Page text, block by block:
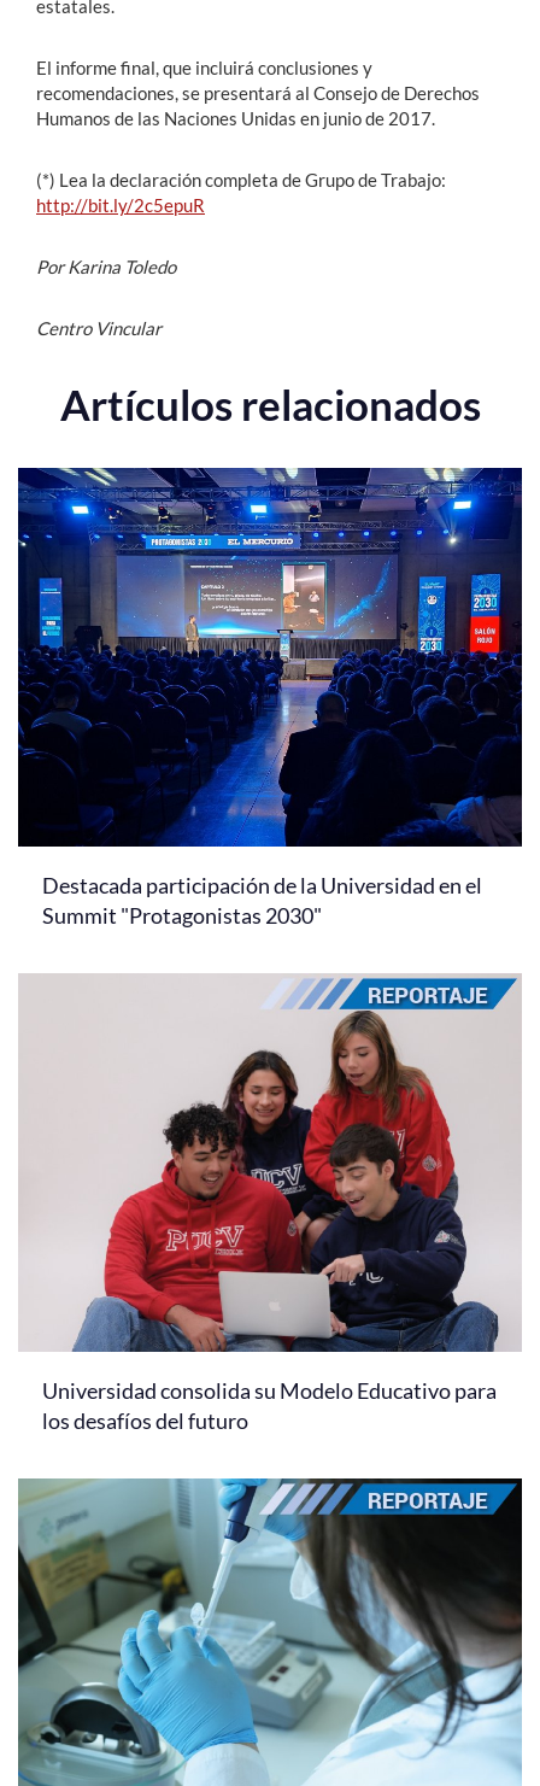
estatales.
El informe final, que incluirá conclusiones y
recomendaciones, se presentará al Consejo de Derechos
Humanos de las Naciones Unidas en junio de 2017.
(*) Lea la declaración completa de Grupo de Trabajo:
http://bit.ly/2c5epuR
Por Karina Toledo
Centro Vincular
Artículos relacionados
Destacada participación de la Universidad en el
Summit "Protagonistas 2030"
Universidad consolida su Modelo Educativo para
los desafíos del futuro